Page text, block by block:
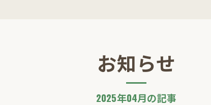
お知らせ
2025年04月の記事